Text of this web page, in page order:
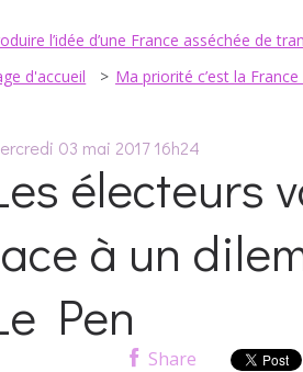
l’idée d’une France asséchée de
d'accueil
Ma priorité c’est la
03 mai 2017 16h24
électeurs
à un
Pen
Share